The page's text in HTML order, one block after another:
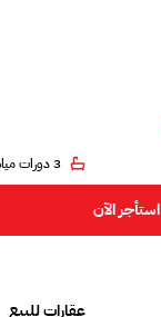
3 دورات مياه
استأجر الآن
عقارات للبيع